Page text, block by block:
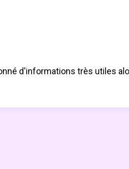
d'informations très utiles